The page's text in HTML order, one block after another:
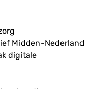
Midden-Nederland
digitale